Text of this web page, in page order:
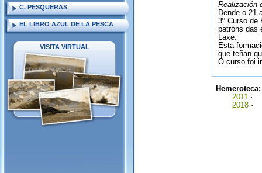
C. PESQUERAS
EL LIBRO AZUL DE LA PESCA
VISITA VIRTUAL
Realización
Dende o 21
3º Curso de
patróns das
Laxe.
Esta
que teñan
O curso foi
2011 ·
2018·